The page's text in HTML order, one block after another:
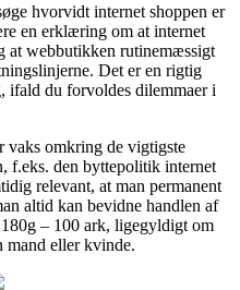
hvorvidt internet shoppen er
en erklæring om at internet
at webbutikken rutinemæssigt
Det er en rigtig
ifald du forvoldes dilemmaer i
vaks omkring de vigtigste
f.eks. den byttepolitik internet
relevant, at man permanent
altid kan bevidne handlen af
– 100 ark, ligegyldigt om
mand eller kvinde.